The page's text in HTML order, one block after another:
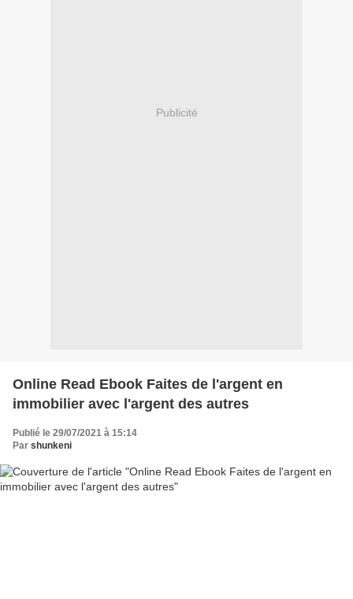
Publicité
Online Read Ebook Faites de l'argent en
immobilier avec l'argent des autres
Publié le 29/07/2021 à 15:14
Par shunkeni